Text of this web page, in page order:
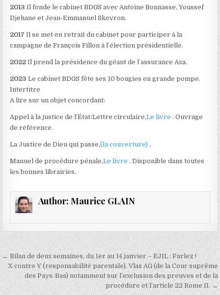
2013 Il fonde le cabinet BDGS avec Antoine Bonnasse, Youssef
Djehane et Jean-Emmanuel Skovron.
2017 Il se met en retrait du cabinet pour participer à la
campagne de François Fillon à l’élection présidentielle.
2022 Il prend la présidence du géant de l’assurance Axa.
2023 Le cabinet BDGS fête ses 10 bougies en grande pompe.
Intertitre
A lire sur un objet concordant:
Appel à la justice de l’État/Lettre circulaire,Le livre. Ouvrage
de référence.
La Justice de Dieu qui passe,(la couverture).
Manuel de procédure pénale,Le livre. Disponible dans toutes
les bonnes librairies.
Author: Maurice GLAIN
Navigation
de
l’article
← Bilan de deux semaines, du 1er au 14 janvier – EJIL : Parlez !
X contre Y (responsabilité parentale). Vlas AG (de la Cour suprême
des Pays-Bas) notamment sur l’exclusion des preuves et de la
procédure et l’article 22 Rome II. →